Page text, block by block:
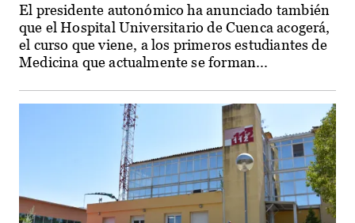
El presidente autonómico ha anunciado también
que el Hospital Universitario de Cuenca acogerá,
el curso que viene, a los primeros estudiantes de
Medicina que actualmente se forman...